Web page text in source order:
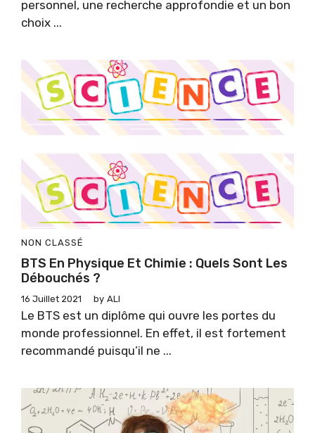
personnel, une recherche approfondie et un bon
choix ...
NON CLASSÉ
BTS En Physique Et Chimie : Quels Sont Les
Débouchés ?
16 Juillet 2021 by ALI
Le BTS est un diplôme qui ouvre les portes du
monde professionnel. En effet, il est fortement
recommandé puisqu’il ne ...